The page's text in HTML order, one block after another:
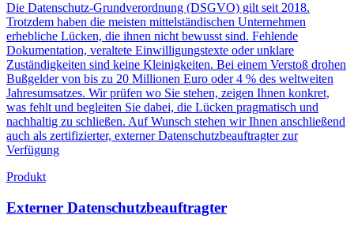
Die Datenschutz-Grundverordnung (DSGVO) gilt seit 2018.
Trotzdem haben die meisten mittelständischen Unternehmen
erhebliche Lücken, die ihnen nicht bewusst sind. Fehlende
Dokumentation, veraltete Einwilligungstexte oder unklare
Zuständigkeiten sind keine Kleinigkeiten. Bei einem Verstoß drohen
Bußgelder von bis zu 20 Millionen Euro oder 4 % des weltweiten
Jahresumsatzes. Wir prüfen wo Sie stehen, zeigen Ihnen konkret,
was fehlt und begleiten Sie dabei, die Lücken pragmatisch und
nachhaltig zu schließen. Auf Wunsch stehen wir Ihnen anschließend
auch als zertifizierter, externer Datenschutzbeauftragter zur
Verfügung
Produkt
Externer Datenschutzbeauftragter